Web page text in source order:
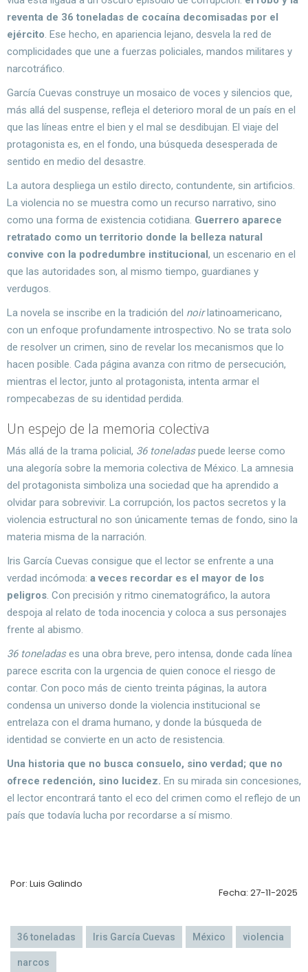
reventa de 36 toneladas de cocaína decomisadas por el
ejército. Ese hecho, en apariencia lejano, desvela la red de
complicidades que une a fuerzas policiales, mandos militares y
narcotráfico.
García Cuevas construye un mosaico de voces y silencios que,
más allá del suspense, refleja el deterioro moral de un país en el
que las líneas entre el bien y el mal se desdibujan. El viaje del
protagonista es, en el fondo, una búsqueda desesperada de
sentido en medio del desastre.
La autora despliega un estilo directo, contundente, sin artificios.
La violencia no se muestra como un recurso narrativo, sino
como una forma de existencia cotidiana. Guerrero aparece
retratado como un territorio donde la belleza natural
convive con la podredumbre institucional, un escenario en el
que las autoridades son, al mismo tiempo, guardianes y
verdugos.
La novela se inscribe en la tradición del noirlatinoamericano,
con un enfoque profundamente introspectivo. No se trata solo
de resolver un crimen, sino de revelar los mecanismos que lo
hacen posible. Cada página avanza con ritmo de persecución,
mientras el lector, junto al protagonista, intenta armar el
rompecabezas de su identidad perdida.
Un espejo de la memoria colectiva
Más allá de la trama policial, 36 toneladaspuede leerse como
una alegoría sobre la memoria colectiva de México. La amnesia
del protagonista simboliza una sociedad que ha aprendido a
olvidar para sobrevivir. La corrupción, los pactos secretos y la
violencia estructural no son únicamente temas de fondo, sino la
materia misma de la narración.
Iris García Cuevas consigue que el lector se enfrente a una
verdad incómoda: a veces recordar es el mayor de los
peligros. Con precisión y ritmo cinematográfico, la autora
despoja al relato de toda inocencia y coloca a sus personajes
frente al abismo.
36 toneladases una obra breve, pero intensa, donde cada línea
parece escrita con la urgencia de quien conoce el riesgo de
contar. Con poco más de ciento treinta páginas, la autora
condensa un universo donde la violencia institucional se
entrelaza con el drama humano, y donde la búsqueda de
identidad se convierte en un acto de resistencia.
Una historia que no busca consuelo, sino verdad; que no
ofrece redención, sino lucidez. En su mirada sin concesiones,
el lector encontrará tanto el eco del crimen como el reflejo de un
país que todavía lucha por recordarse a sí mismo.
Por: Luis Galindo
Fecha: 27-11-2025
36 toneladas Iris García Cuevas México violencia
narcos